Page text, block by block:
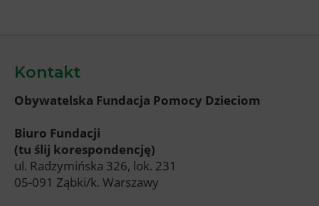
Kontakt
Obywatelska Fundacja Pomocy Dzieciom
Biuro Fundacji
(tu ślij korespondencję)
ul. Radzymińska 326, lok. 231
05-091 Ząbki/k. Warszawy